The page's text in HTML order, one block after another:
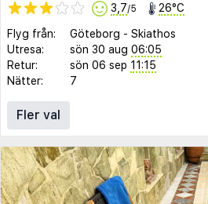
3,7/5 26°C
Flyg från: Göteborg - Skiathos
Utresa:
sön 30 aug 06:05
Retur:
sön 06 sep 11:15
Nätter:
7
Fler val